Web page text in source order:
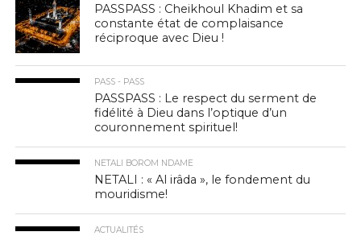
PASSPASS : Cheikhoul Khadim et sa
constante état de complaisance
réciproque avec Dieu !
PASS - PASS
PASSPASS : Le respect du serment de
fidélité à Dieu dans l’optique d’un
couronnement spirituel!
NETALI BOROM NDAME
NETALI : « Al irâda », le fondement du
mouridisme!
ACTUALITÉS